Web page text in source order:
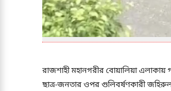
রাজশাহী মহানগরীর বোয়ালিয়া
ছাত্র-জনতার ওপর গুলিবর্ষণকারী